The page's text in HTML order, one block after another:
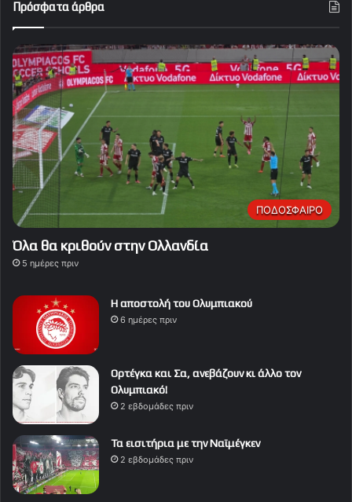
Πρόσφατα άρθρα
ΠΟΔΟΣΦΑΙΡΟ
Όλα θα κριθούν στην Ολλανδία
5 ημέρες πριν
Η αποστολή του Ολυμπιακού
6 ημέρες πριν
Ορτέγκα και Σα, ανεβάζουν κι άλλο τον
Ολυμπιακό!
2 εβδομάδες πριν
Τα εισιτήρια με την Ναϊμέγκεν
2 εβδομάδες πριν